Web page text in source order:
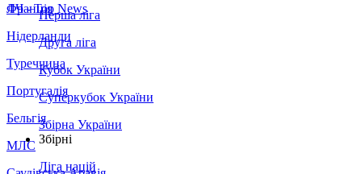
Франція
Нідерланди
Туреччина
Португалія
Бельгія
МЛС
ЛЧ - Top News
Перша ліга
Друга ліга
Кубок України
Суперкубок України
Збірна України
Збірні
Ліга націй